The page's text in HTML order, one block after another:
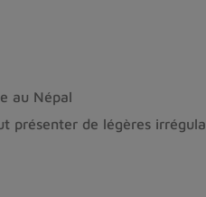
au Népal
présenter de légères